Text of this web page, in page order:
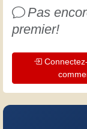
Pas
premier!